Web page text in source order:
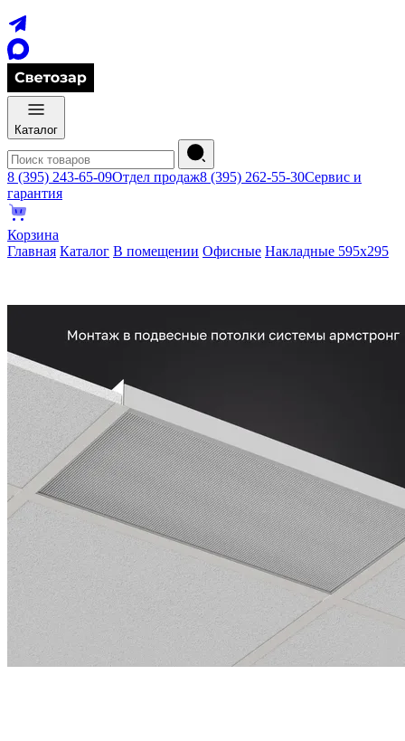
Каталог
8 (395) 243-65-09Отдел продаж8 (395) 262-55-30Сервис и
гарантия
Корзина
Главная Каталог В помещении Офисные Накладные 595х295